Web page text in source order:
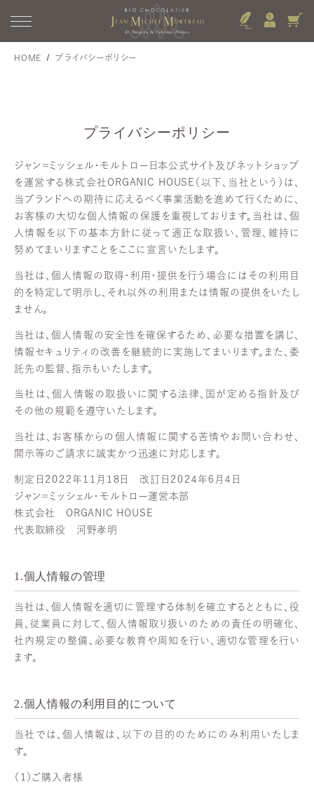
HOME プライバシーポリシー
プライバシーポリシー
ジャン＝ミッシェル・モルトロー日本公式サイト及びネットショップ
を運営する株式会社ORGANIC HOUSE（以下、当社という）は、
当ブランドへの期待に応えるべく事業活動を進めて行くために、
お客様の大切な個人情報の保護を重視しております。当社は、個
人情報を以下の基本方針に従って適正な取扱い、管理、維持に
努めてまいりますことをここに宣言いたします。
当社は、個人情報の取得・利用・提供を行う場合にはその利用目
的を特定して明示し、それ以外の利用または情報の提供をいたし
ません。
当社は、個人情報の安全性を確保するため、必要な措置を講じ、
情報セキュリティの改善を継続的に実施してまいります。また、委
託先の監督、指示もいたします。
当社は、個人情報の取扱いに関する法律、国が定める指針及び
その他の規範を遵守いたします。
当社は、お客様からの個人情報に関する苦情やお問い合わせ、
開示等のご請求に誠実かつ迅速に対応します。
制定日２０２２年１１月１８日 改訂日２０２４年６月４日
ジャン＝ミッシェル・モルトロー運営本部
株式会社 ORGANIC HOUSE
代表取締役 河野孝明
1.個人情報の管理
当社は、個人情報を適切に管理する体制を確立するとともに、役
員、従業員に対して、個人情報取り扱いのための責任の明確化、
社内規定の整備、必要な教育や周知を行い、適切な管理を行い
ます。
2.個人情報の利用目的について
当社では、個人情報は、以下の目的のためにのみ利用いたしま
す。
（１）ご購入者様